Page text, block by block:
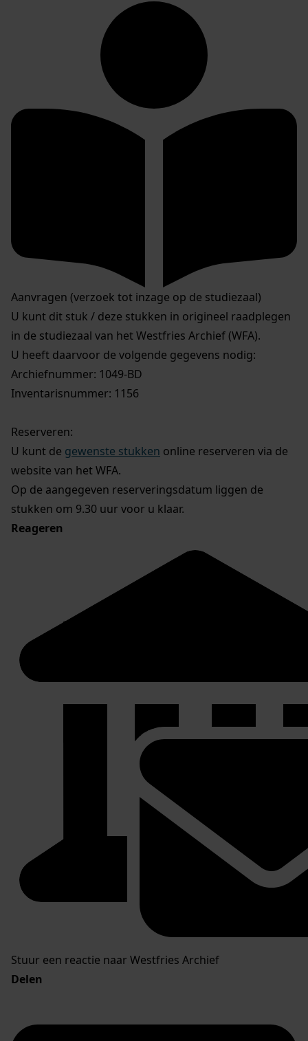
Aanvragen (verzoek tot inzage op de studiezaal)
U kunt dit stuk / deze stukken in origineel raadplegen
in de studiezaal van het Westfries Archief (WFA).
U heeft daarvoor de volgende gegevens nodig:
Archiefnummer: 1049-BD
Inventarisnummer: 1156
Reserveren:
U kunt de gewenste stukken online reserveren via de
website van het WFA.
Op de aangegeven reserveringsdatum liggen de
stukken om 9.30 uur voor u klaar.
Reageren
Stuur een reactie naar Westfries Archief
Delen